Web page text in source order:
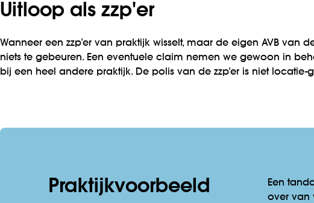
Uitloop als zzp'er
Wanneer een zzp’er van praktijk wisselt, maar de eigen AVB van
niets te gebeuren. Een eventuele claim nemen we gewoon in
bij een heel andere praktijk. De polis van de zzp’er is niet
Praktijkvoorbeeld
Een
over van